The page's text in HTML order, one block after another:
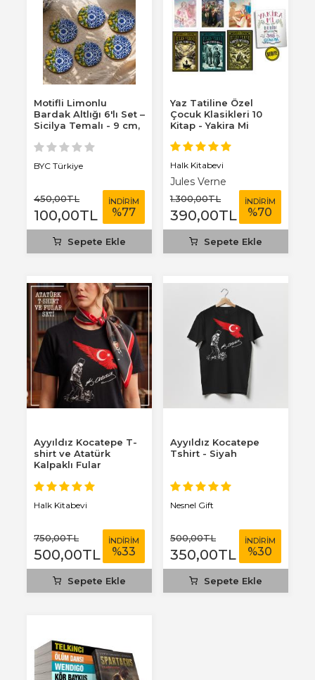
Motifli Limonlu
Bardak Altlığı 6'lı Set –
Sicilya Temalı - 9 cm,
BYC Türkiye
450,00TL
100,00TL
İNDİRİM
%77
Sepete Ekle
Yaz Tatiline Özel
Çocuk Klasikleri 10
Kitap - Yakira Mi
Halk Kitabevi
Jules Verne
1.300,00TL
390,00TL
İNDİRİM
%70
Sepete Ekle
Ayyıldız Kocatepe T-
shirt ve Atatürk
Kalpaklı Fular
Halk Kitabevi
750,00TL
500,00TL
İNDİRİM
%33
Sepete Ekle
Ayyıldız Kocatepe
Tshirt - Siyah
Nesnel Gift
500,00TL
350,00TL
İNDİRİM
%30
Sepete Ekle